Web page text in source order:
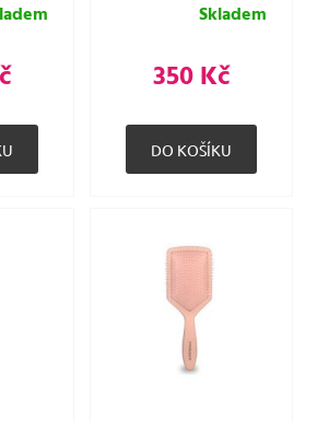
Skladem
350 Kč